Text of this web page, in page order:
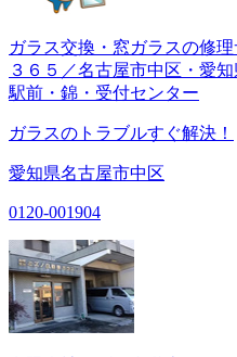
ガラス交換・窓ガラスの修
３６５／名古屋市中区・愛
駅前・錦・受付センター
ガラスのトラブルすぐ解決！
愛知県名古屋市中区
0120-001904